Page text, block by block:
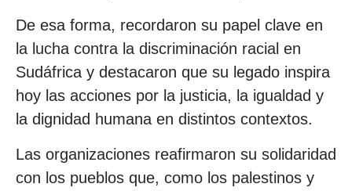
De esa forma, recordaron su papel clave en
la lucha contra la discriminación racial en
Sudáfrica y destacaron que su legado inspira
hoy las acciones por la justicia, la igualdad y
la dignidad humana en distintos contextos.
Las organizaciones reafirmaron su solidaridad
con los pueblos que, como los palestinos y